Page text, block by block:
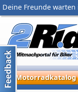
Deine Freunde
Motorradkatalog